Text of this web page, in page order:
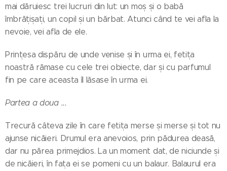
mai dăruiesc trei lucruri din lut: un moș și o babă
îmbrățișați, un copil și un bărbat. Atunci când te vei afla la
nevoie, vei afla de ele.
Prințesa dispăru de unde venise și în urma ei, fetița
noastră rămase cu cele trei obiecte, dar și cu parfumul
fin pe care aceasta îl lăsase în urma ei.
Partea a doua ...
Trecură câteva zile în care fetița merse și merse și tot nu
ajunse nicăieri. Drumul era anevoios, prin pădurea deasă,
dar nu părea primejdios. La un moment dat, de niciunde și
de nicăieri, în fața ei se pomeni cu un balaur. Balaurul era